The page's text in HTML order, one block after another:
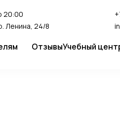
20:00
Ленина, 24/8
и оплата
ОтзывыУчебный